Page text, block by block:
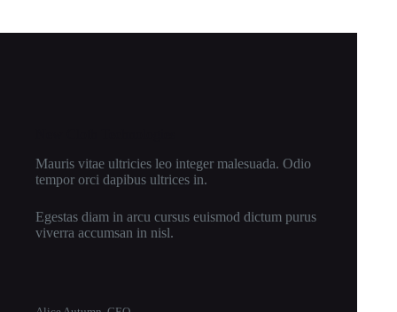
Mauris vitae ultricies leo integer malesuada. Odio
tempor orci dapibus ultrices in.
Egestas diam in arcu cursus euismod dictum purus
viverra accumsan in nisl.